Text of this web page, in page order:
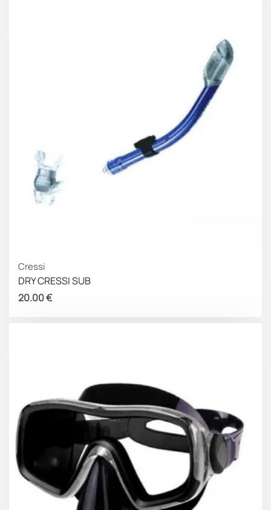
Cressi
DRY CRESSI SUB
20.00€